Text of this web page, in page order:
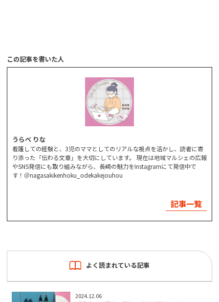
この記事を書いた人
うらべ りな
看護しての経験と、3児のママとしてのリアルな視点を活かし、読者に寄
り添った「伝わる文章」を大切にしています。 現在は地域マルシェの広報
やSNS発信にも取り組みながら、長崎の魅力をInstagramにて発信中で
す！＠nagasakikenhoku_odekakejouhou
記事一覧
よく読まれている記事
2024.12.06